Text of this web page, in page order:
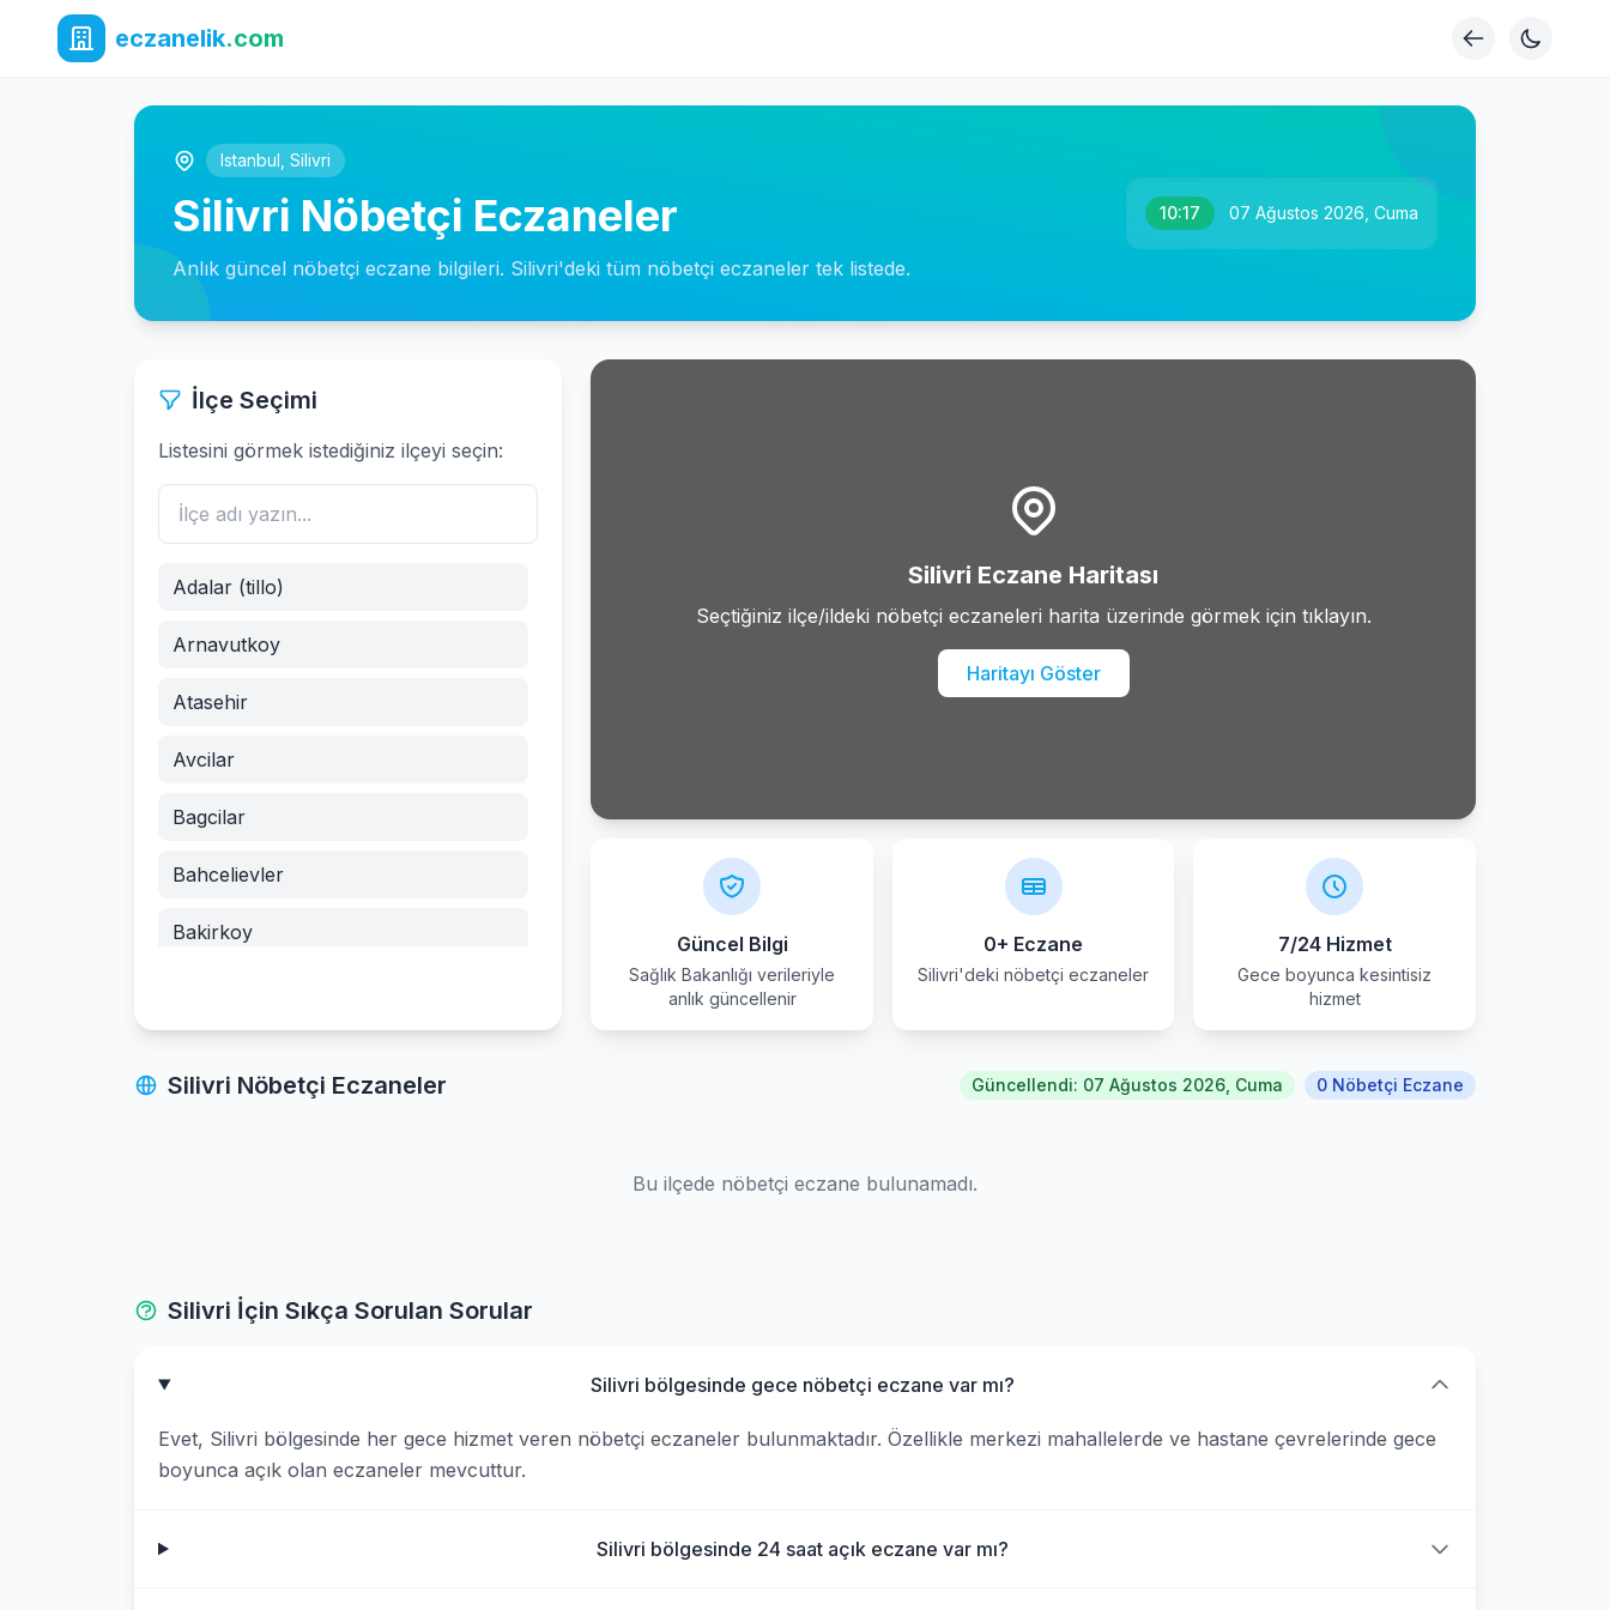
eczanelik.com
Istanbul Silivri
Silivri Nöbetçi Eczaneler
Anlık güncel nöbetçi eczane bilgileri. Silivri'deki tüm nöbetçi eczaneler tek listede.
10:17 07 Ağustos 2026, Cuma
İlçe Seçimi
Listesini görmek istediğiniz ilçeyi seçin:
Adalar (tillo)
Arnavutkoy
Atasehir
Avcilar
Bagcilar
Bahcelievler
Bakirkoy
Cekmekoy
Silivri Eczane Haritası
Seçtiğiniz ilçe/ildeki nöbetçi eczaneleri harita üzerinde görmek için tıklayın.
Haritayı Göster
Güncel Bilgi
Sağlık Bakanlığı verileriyle
anlık güncellenir
0+ Eczane
Silivri'deki nöbetçi eczaneler
7/24 Hizmet
Gece boyunca kesintisiz
hizmet
Silivri Nöbetçi Eczaneler Güncellendi: 07 Ağustos 2026, Cuma 0 Nöbetçi Eczane
Bu ilçede nöbetçi eczane bulunamadı.
Silivri İçin Sıkça Sorulan Sorular
Silivri bölgesinde gece nöbetçi eczane var mı?
Evet, Silivri bölgesinde her gece hizmet veren nöbetçi eczaneler bulunmaktadır. Özellikle merkezi mahallelerde ve hastane çevrelerinde gece
boyunca açık olan eczaneler mevcuttur.
Silivri bölgesinde 24 saat açık eczane var mı?